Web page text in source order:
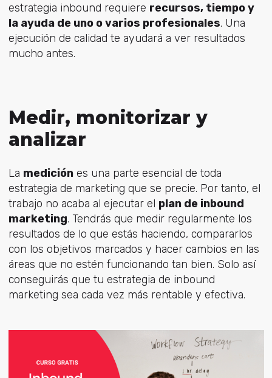
estrategia inbound requiere recursos, tiempo y
la ayuda de uno o varios profesionales. Una
ejecución de calidad te ayudará a ver resultados
mucho antes.
Medir, monitorizar y
analizar
La mediciónes una parte esencial de toda
estrategia de marketing que se precie. Por tanto, el
trabajo no acaba al ejecutar el plan de inbound
marketing. Tendrás que medir regularmente los
resultados de lo que estás haciendo, compararlos
con los objetivos marcados y hacer cambios en las
áreas que no estén funcionando tan bien. Solo así
conseguirás que tu estrategia de inbound
marketing sea cada vez más rentable y efectiva.